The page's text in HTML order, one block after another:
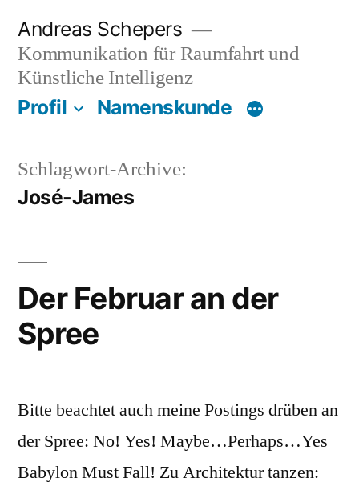
Inhalt
springen
Andreas Schepers
Kommunikation für Raumfahrt und
Künstliche Intelligenz
Profil Namenskunde
Schlagwort-Archive:
José-James
Der Februar an der
Spree
Bitte beachtet auch meine Postings drüben an
der Spree: No! Yes! Maybe…Perhaps…Yes
Babylon Must Fall! Zu Architektur tanzen: